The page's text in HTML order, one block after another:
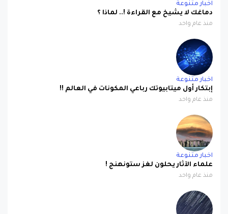
اخبار متنوعة
دماغك لا يشيخ مع القراءة !.. لماذا ؟
منذ عام واحد
اخبار متنوعة
إبتكار أول ميتابيوتك رباعي المكونات في العالم !!
منذ عام واحد
اخبار متنوعة
علماء الآثار يحلون لغز ستونهنج !
منذ عام واحد